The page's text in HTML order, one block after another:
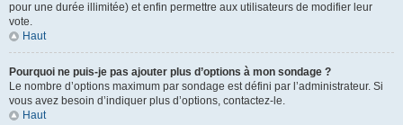
pour une durée illimitée) et enfin permettre aux utilisateurs de modifier leur
vote.
Haut
Pourquoi ne puis-je pas ajouter plus d’options à mon sondage ?
Le nombre d’options maximum par sondage est défini par l’administrateur. Si
vous avez besoin d’indiquer plus d’options, contactez-le.
Haut